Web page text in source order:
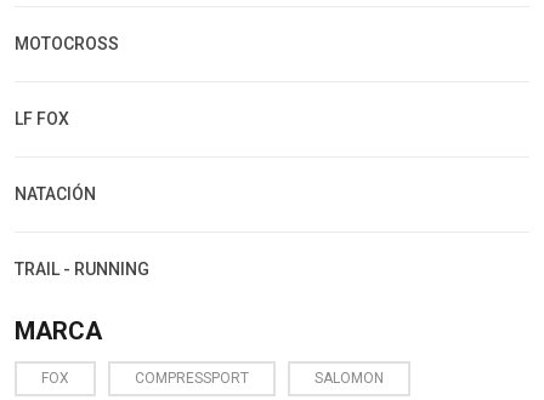
MOTOCROSS
LF FOX
NATACIÓN
TRAIL - RUNNING
MARCA
FOX COMPRESSPORT SALOMON